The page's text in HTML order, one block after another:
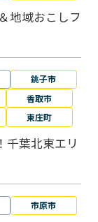
地域おこしフ
銚子市
香取市
東庄町
千葉北東エリ
市原市